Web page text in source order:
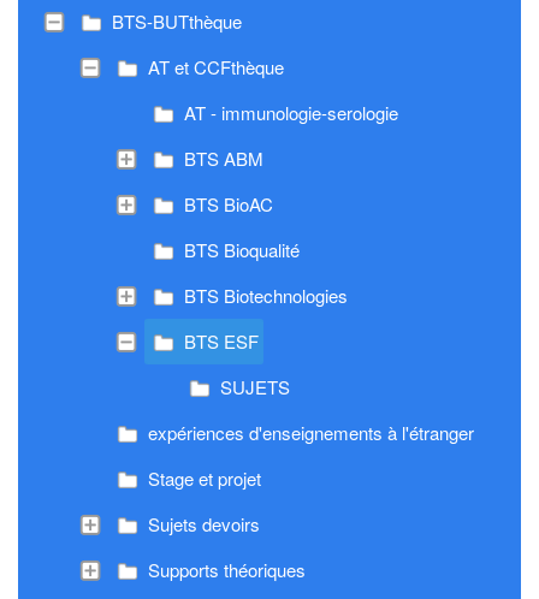
BTS-BUTthèque
AT et CCFthèque
AT - immunologie-serologie
BTS ABM
BTS BioAC
BTS Bioqualité
BTS Biotechnologies
BTS ESF
SUJETS
expériences d'enseignements à l'étranger
Stage et projet
Sujets devoirs
Supports théoriques